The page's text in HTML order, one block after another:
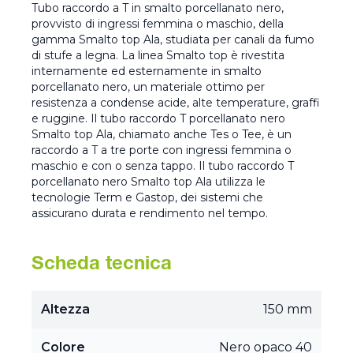
Tubo raccordo a T in smalto porcellanato nero,
provvisto di ingressi femmina o maschio, della
gamma Smalto top Ala, studiata per canali da fumo
di stufe a legna. La linea Smalto top è rivestita
internamente ed esternamente in smalto
porcellanato nero, un materiale ottimo per
resistenza a condense acide, alte temperature, graffi
e ruggine. Il tubo raccordo T porcellanato nero
Smalto top Ala, chiamato anche Tes o Tee, è un
raccordo a T a tre porte con ingressi femmina o
maschio e con o senza tappo. Il tubo raccordo T
porcellanato nero Smalto top Ala utilizza le
tecnologie Term e Gastop, dei sistemi che
assicurano durata e rendimento nel tempo.
Scheda tecnica
Altezza 150 mm
Colore Nero opaco 40